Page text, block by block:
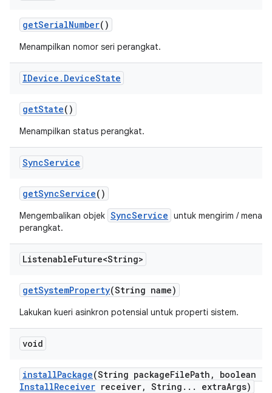
getSerialNumber()
Menampilkan nomor seri perangkat.
IDevice . DeviceState
getState()
Menampilkan status perangkat.
SyncService
getSyncService()
Mengembalikan objek SyncService untuk mengirim /
perangkat.
ListenableFuture<String>
getSystemProperty(String name)
Lakukan kueri asinkron potensial untuk properti sistem.
void
installPackage(String packageFilePath ,
boolean
InstallReceiver receiver, String . . . extraArgs)